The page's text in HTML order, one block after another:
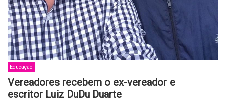
Educação
Vereadores recebem o ex-vereador e
escritor Luiz DuDu Duarte